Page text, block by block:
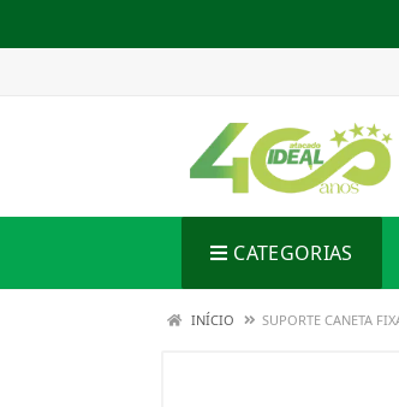
CATEGORIAS
INÍCIO SUPORTE CANETA